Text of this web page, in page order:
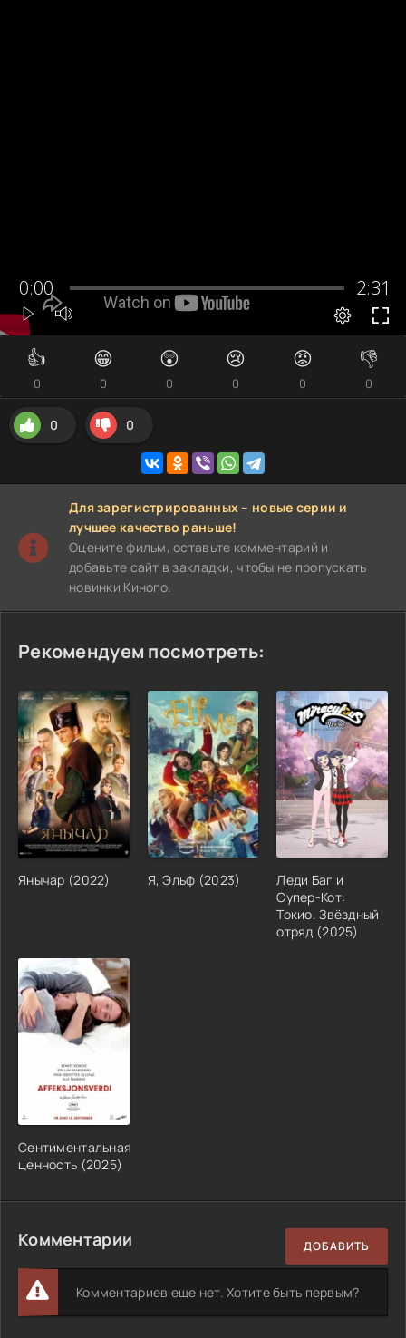
👍
0
😁
0
😲
0
😢
0
😡
0
👎
0
0 0
Для зарегистрированных – новые серии и
лучшее качество раньше!
Оцените фильм, оставьте комментарий и
добавьте сайт в закладки, чтобы не пропускать
новинки Киного.
Рекомендуем посмотреть:
Янычар (2022) Я, Эльф (2023)
Леди Баг и
Супер-Кот:
Токио. Звёздный
отряд (2025)
Сентиментальная
ценность (2025)
Комментарии ДОБАВИТЬ
Комментариев еще нет. Хотите быть первым?